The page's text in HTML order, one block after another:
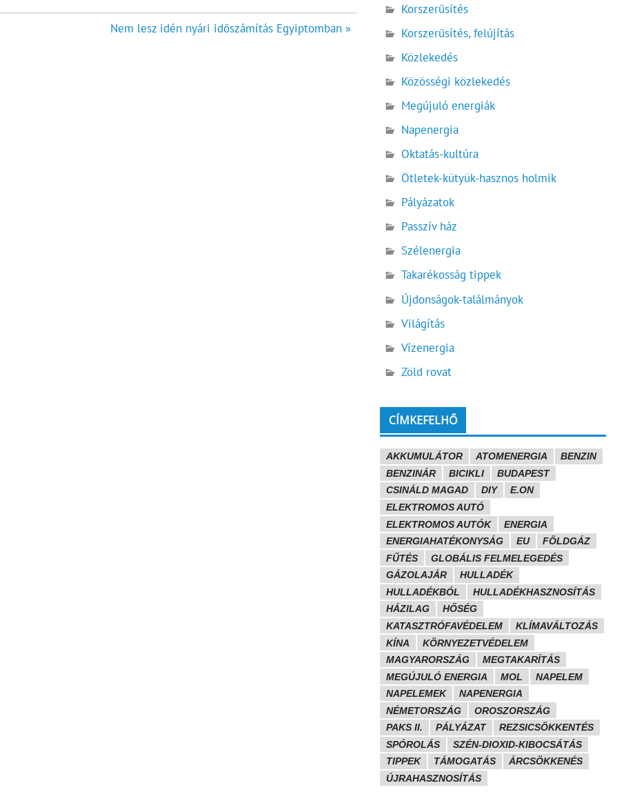
Nem lesz idén nyári időszámítás Egyiptomban »
Korszerűsítés
Korszerűsítés, felújítás
Közlekedés
Közösségi közlekedés
Megújuló energiák
Napenergia
Oktatás-kultúra
Ötletek-kütyük-hasznos holmik
Pályázatok
Passzív ház
Szélenergia
Takarékosság tippek
Újdonságok-találmányok
Világítás
Vízenergia
Zöld rovat
CÍMKEFELHŐ
AKKUMULÁTOR ATOMENERGIA
BENZIN
BENZINÁR
BICIKLI
BUDAPEST
CSINÁLD MAGAD
DIY
E.ON
ELEKTROMOS AUTÓ
ELEKTROMOS AUTÓK
ENERGIA
ENERGIAHATÉKONYSÁG
EU
FÖLDGÁZ
FŰTÉS
GLOBÁLIS FELMELEGEDÉS
GÁZOLAJÁR
HULLADÉK
HULLADÉKBÓL
HULLADÉKHASZNOSÍTÁS
HÁZILAG
HŐSÉG
KATASZTRÓFAVÉDELEM
KLÍMAVÁLTOZÁS
KÍNA
KÖRNYEZETVÉDELEM
MAGYARORSZÁG
MEGTAKARÍTÁS
MEGÚJULÓ ENERGIA
MOL
NAPELEM
NAPELEMEK
NAPENERGIA
NÉMETORSZÁG
OROSZORSZÁG
PAKS II.
PÁLYÁZAT
REZSICSÖKKENTÉS
SPÓROLÁS
SZÉN-DIOXID-KIBOCSÁTÁS
TIPPEK
TÁMOGATÁS
ÁRCSÖKKENÉS
ÚJRAHASZNOSÍTÁS